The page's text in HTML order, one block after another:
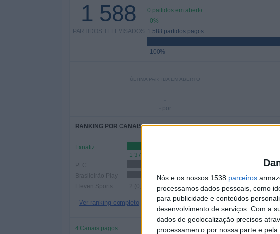
Nós e os nossos 1538 parceiros
processamos dados pessoais, como
para publicidade e conteúdos
desenvolvimento de serviços. Com a
dados de geolocalização precisos
processamento por nossa parte e
1 588
PARTIDOS TELEVISADOS
0 partidos em aberto
0%
1 588 partidos pagos
100%
ÚLTIMA PARTIDA EM ABERTO
-
- por
RANKING POR CANAIS
Fanatiz
1 378 (86,78%)
PFC
Brasileirão Play
559 (35,2%)
Eleven Sports
2 (0,13%)
Ver ranking completo
4 Canais pagos